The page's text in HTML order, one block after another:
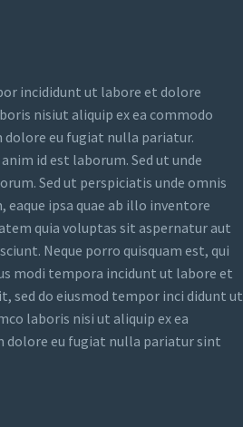
incididunt ut labore et dolore
nisiut aliquip ex ea commodo
eu fugiat nulla pariatur.
id est laborum. Sed ut unde
Sed ut perspiciatis unde omnis
ipsa quae ab illo inventore
quia voluptas sit aspernatur aut
Neque porro quisquam est, qui
modi tempora incidunt ut labore et
sed do eiusmod tempor inci didunt ut
laboris nisi ut aliquip ex ea
dolore eu fugiat nulla pariatur sint